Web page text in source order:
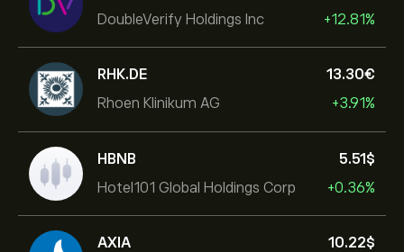
DoubleVerify Holdings Inc
+12.81%
RHK.DE
Rhoen Klinikum AG
13.30‎€‎
+3.91%
HBNB
Hotel101 Global Holdings Corp
5.51‎$‎
+0.36%
AXIA
10.22‎$‎